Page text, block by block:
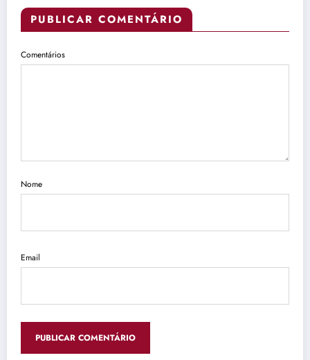
PUBLICAR COMENTÁRIO
Comentários
Nome
Email